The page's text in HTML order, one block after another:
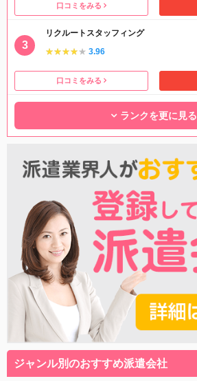
口コミをみる
リクルートスタッフィング
★★★★★
★★★★★ 3.96
口コミをみる
ランクを更に見る
ジャンル別のおすすめ派遣会社